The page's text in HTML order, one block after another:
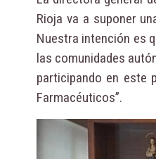
Rioja va a suponer
Nuestra intención es
las comunidades
participando en este
Farmacéuticos”.